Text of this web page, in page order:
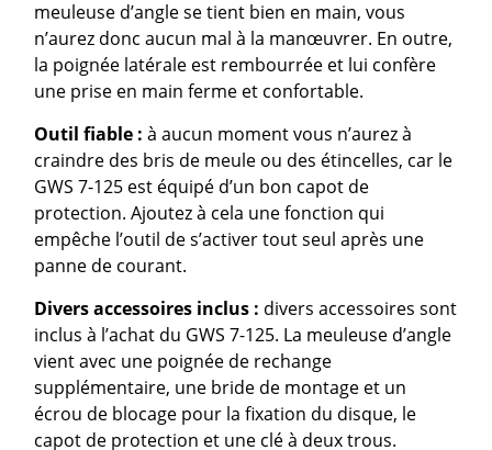
meuleuse d’angle se tient bien en main, vous
n’aurez donc aucun mal à la manœuvrer. En outre,
la poignée latérale est rembourrée et lui confère
une prise en main ferme et confortable.
Outil fiable : à aucun moment vous n’aurez à
craindre des bris de meule ou des étincelles, car le
GWS 7-125 est équipé d’un bon capot de
protection. Ajoutez à cela une fonction qui
empêche l’outil de s’activer tout seul après une
panne de courant.
Divers accessoires inclus : divers accessoires sont
inclus à l’achat du GWS 7-125. La meuleuse d’angle
vient avec une poignée de rechange
supplémentaire, une bride de montage et un
écrou de blocage pour la fixation du disque, le
capot de protection et une clé à deux trous.